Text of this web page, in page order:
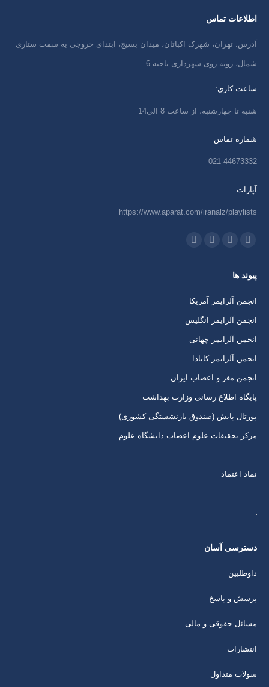
اطلاعات تماس
آدرس: تهران، شهرک اکباتان، میدان بسیج، ابتدای خروجی به سمت ستاری
شمال، روبه روی شهرداری ناحیه 6
ساعت کاری:
شنبه تا چهارشنبه، از ساعت 8 الی14
شماره تماس
021-44673332
آپارات
https://www.aparat.com/iranalz/playlists
کردن
پنجره
جدید
پنجره
جدید
پنجره
جدید
پنجره
جدید
پیوند ها
انجمن آلزایمر آمریکا
انجمن آلزایمر انگلیس
انجمن آلرایمر چهانی
انجمن آلزایمر کانادا
انجمن مغز و اعصاب ایران
پایگاه اطلاع رسانی وزارت بهداشت
پورتال پایش (صندوق بازنشستگی کشوری)
مرکز تحقیقات علوم اعصاب دانشگاه علوم
نماد اعتماد
دسترسی آسان
داوطلبین
پرسش و پاسخ
مسائل حقوقی و مالی
انتشارات
سولات متداول